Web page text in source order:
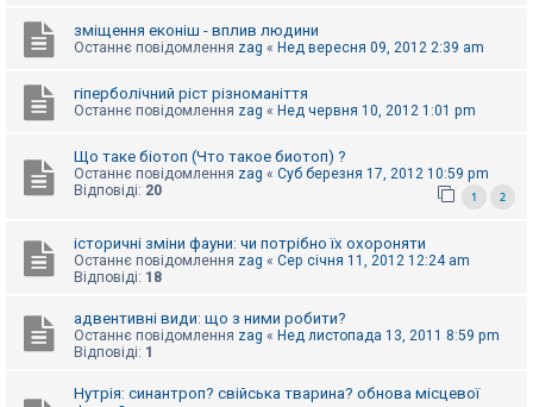
б
з
п
в
д
в
зміщення еконіш - вплив людини
Останнє повідомлення zag « Нед вересня 09, 2012 2:39 am
гіперболічний ріст різноманіття
Останнє повідомлення zag « Нед червня 10, 2012 1:01 pm
Що таке біотоп (Что такое биотоп) ?
Останнє повідомлення zag « Суб березня 17, 2012 10:59 pm
Відповіді: 20 1 2
історичні зміни фауни: чи потрібно їх охороняти
Останнє повідомлення zag « Сер січня 11, 2012 12:24 am
Відповіді: 18
адвентивні види: що з ними робити?
Останнє повідомлення zag « Нед листопада 13, 2011 8:59 pm
Відповіді: 1
Нутрія: синантроп? свійська тварина? обнова місцевої